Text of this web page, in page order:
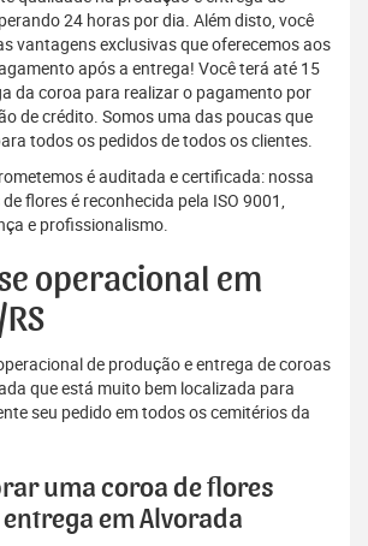
24 horas por dia. Além disto, você
vantagens exclusivas que oferecemos aos
após a entrega! Você terá até 15
da coroa para realizar o pagamento por
de crédito. Somos uma das poucas que
todos os pedidos de todos os clientes.
é auditada e certificada: nossa
flores é reconhecida pela ISO 9001,
e profissionalismo.
operacional em
de produção e entrega de coroas
que está muito bem localizada para
seu pedido em todos os cemitérios da
uma coroa de flores
em Alvorada